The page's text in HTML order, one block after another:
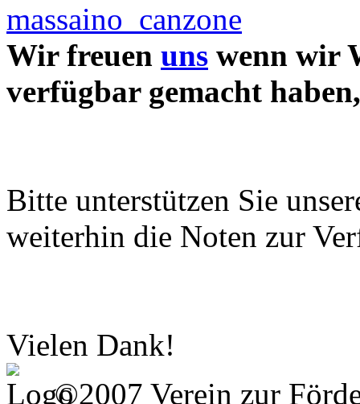
massaino_canzone
Wir freuen uns wenn wir
verfügbar gemacht
Bitte unterstützen Sie
weiterhin die Noten zur
Vielen Dank!
©2007 Verein zur